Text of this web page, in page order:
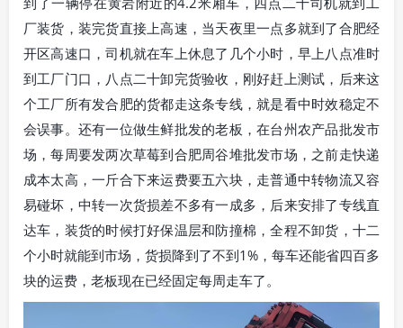
厂装货，装完货直接上高速，当天夜里一点多就到了合肥经
开区高速口，司机就在车上休息了几个小时，早上八点准时
到工厂门口，八点二十卸完货验收，刚好赶上测试，后来这
个工厂所有发合肥的货都走这条专线，就是看中时效稳定不
会误事。还有一位做生鲜批发的老板，在台州农产品批发市
场，每周要发两次草莓到合肥周谷堆批发市场，之前走快递
成本太高，一斤合下来运费要五六块，走普通中转物流又容
易碰坏，中转一次货损差不多有一成多，后来安排了专线直
达车，装货的时候打好保温层和防撞棉，全程不卸货，十二
个小时就能到市场，货损降到了不到1%，每车还能省四百多
块的运费，老板现在已经固定每周走车了。